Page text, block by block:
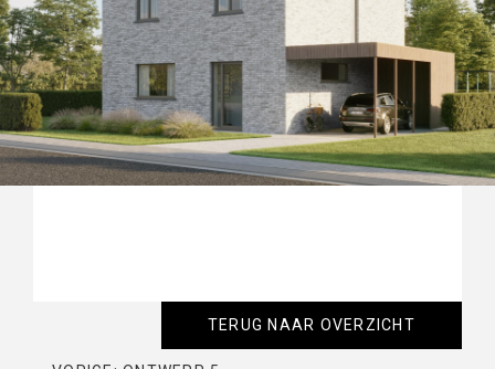
TERUG NAAR OVERZICHT